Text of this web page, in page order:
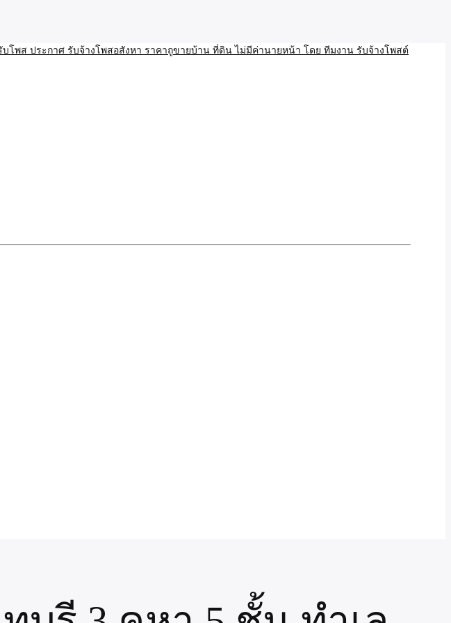
หา ติดกูเกิลและAI โพสต์บ้านที่ดิน
ศ รับจ้างโพสอสังหา ราคาถูขายบ้าน
างโพสอสังหา ราคาถูก ขายบ้าน ขายที่ดิน เว็บประกาศ โพส โฆษณา ลงประกาศฟรี